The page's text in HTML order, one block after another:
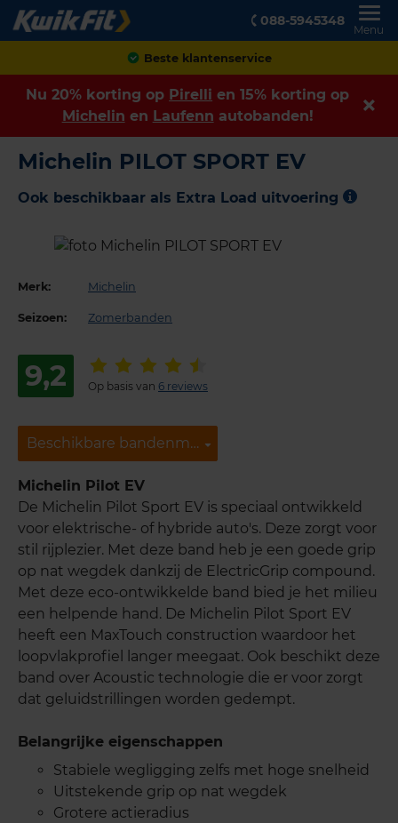
088-5945348
Menu
Achteraf betalen
Nu 20% korting op Pirelli en 15% korting op
Michelin en Laufenn autobanden!
Michelin PILOT SPORT EV
Ook beschikbaar als Extra Load uitvoering
Merk: Michelin
Seizoen: Zomerbanden
9,2 Op basis van 6 reviews
Beschikbare bandenmaten
Beschikbare bandenmaten
Michelin Pilot EV
De Michelin Pilot Sport EV is speciaal ontwikkeld
voor elektrische- of hybride auto's. Deze zorgt voor
stil rijplezier. Met deze band heb je een goede grip
op nat wegdek dankzij de ElectricGrip compound.
Met deze eco-ontwikkelde band bied je het milieu
een helpende hand. De Michelin Pilot Sport EV
heeft een MaxTouch construction waardoor het
loopvlakprofiel langer meegaat. Ook beschikt deze
band over Acoustic technologie die er voor zorgt
dat geluidstrillingen worden gedempt.
Belangrijke eigenschappen
Stabiele wegligging zelfs met hoge snelheid
Uitstekende grip op nat wegdek
Grotere actieradius